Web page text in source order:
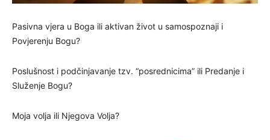
Pasivna vjera u Boga ili aktivan život u samospoznaji i
Povjerenju Bogu?
Poslušnost i podčinjavanje tzv. “posrednicima” ili Predanje i
Služenje Bogu?
Moja volja ili Njegova Volja?